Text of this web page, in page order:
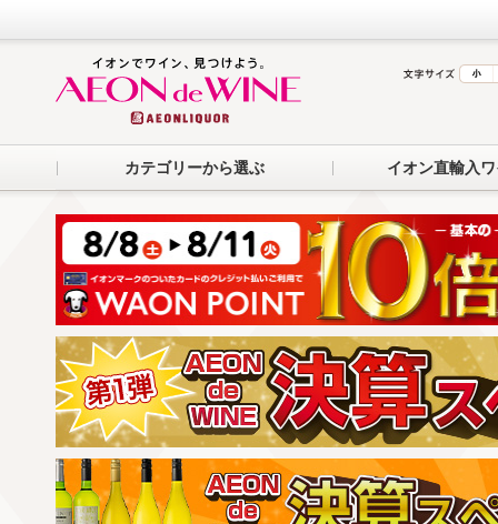
カテゴリーから選ぶ イオン直輸入